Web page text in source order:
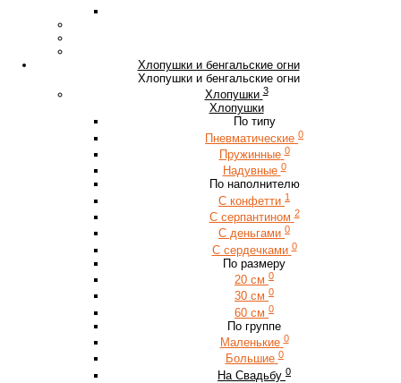
Хлопушки и бенгальские огни
Хлопушки и бенгальские огни
Хлопушки 3
Хлопушки
По типу
Пневматические 0
Пружинные 0
Надувные 0
По наполнителю
С конфетти 1
С серпантином 2
С деньгами 0
С сердечками 0
По размеру
20 см 0
30 см 0
60 см 0
По группе
Маленькие 0
Большие 0
На Свадьбу 0